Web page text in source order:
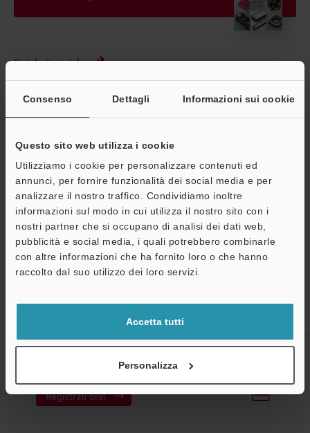
Consenso Dettagli Informazioni sui cookie
Questo sito web utilizza i cookie
Utilizziamo i cookie per personalizzare contenuti ed
annunci, per fornire funzionalità dei social media e per
analizzare il nostro traffico. Condividiamo inoltre
informazioni sul modo in cui utilizza il nostro sito con i
nostri partner che si occupano di analisi dei dati web,
pubblicità e social media, i quali potrebbero combinarle
con altre informazioni che ha fornito loro o che hanno
raccolto dal suo utilizzo dei loro servizi.
Accetta tutti
Personalizza
Guide tecniche
CAD / CAE
Consulenza
Chiedi dimostrazione
Unità di prova gratuita
Sistemi di visione
Home Prodotti Visione Sistemi di visione
Lenti (per
Registrati ora!